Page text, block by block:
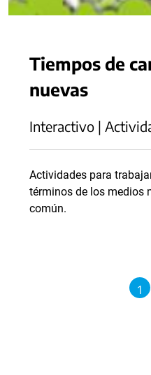
Tiempos de
nuevas
Interactivo |
Actividades para
términos de los medios
común.
1